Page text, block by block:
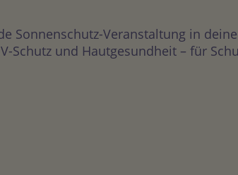
Sonnenschutz-Veranstaltung in
und Hautgesundheit – für